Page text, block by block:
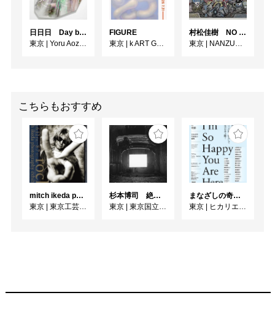
日日日 Day by Day by Day
東京
Yoru Aozora
FIGURE
東京
k ART GALLERY
村松佳樹 NO SEQUENCE
東京
NANZUKA UNDERGROUND
こちらもおすすめ
mitch ikeda photography exhibition「rocks」
東京
東京工芸大学 写大ギャラリー
杉本博司 絶滅写真
東京
東京国立近代美術館
まなざしの奇跡 日本女性写真家の冒険
東京
ヒカリエホール